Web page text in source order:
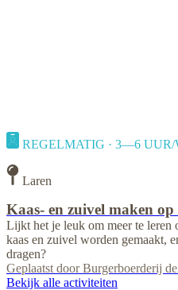
REGELMATIG · 3—6 UUR/
Laren
Kaas- en zuivel maken
Lijkt het je leuk om meer te leren
kaas en zuivel worden gemaakt,
dragen?
Geplaatst door Burgerboerderij
Bekijk alle activiteiten